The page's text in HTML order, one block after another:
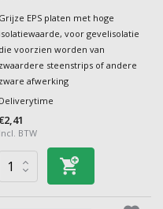
Grijze EPS platen met hoge
isolatiewaarde, voor gevelisolatie
die voorzien worden van
zwaardere steenstrips of andere
zware afwerking
Deliverytime
Incl. BTW